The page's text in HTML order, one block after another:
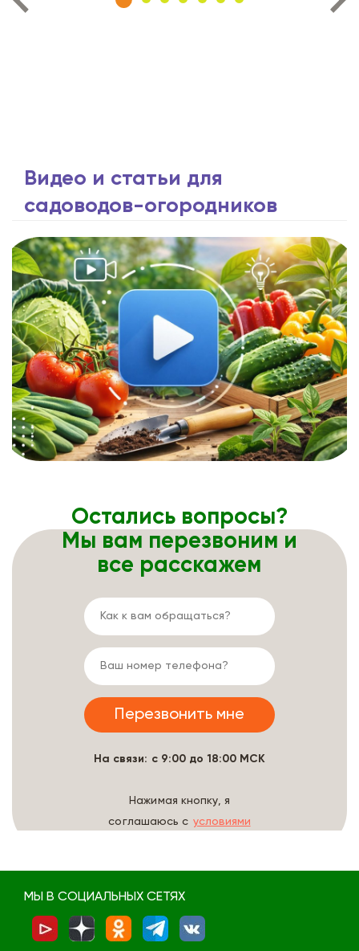
Видео и статьи для
садоводов-огородников
Остались вопросы?
Мы вам перезвоним и
все расскажем
На связи: с 9:00 до 18:00 МСК
Нажимая кнопку, я
соглашаюсь с условиями
МЫ В СОЦИАЛЬНЫХ СЕТЯХ